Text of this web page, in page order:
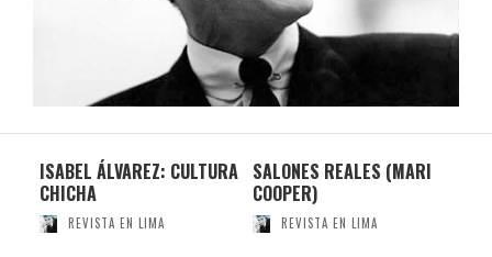
ISABEL ÁLVAREZ: CULTURA
CHICHA
REVISTA EN LIMA
SALONES REALES (MARI
COOPER)
REVISTA EN LIMA